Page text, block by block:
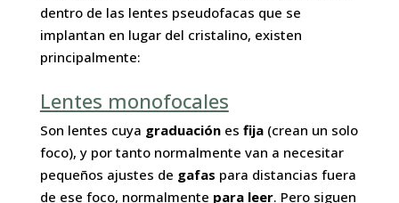
dentro de las lentes pseudofacas que se
implantan en lugar del cristalino, existen
principalmente:
Lentes monofocales
Son lentes cuya graduaciónes fija(crean un solo
foco), y por tanto normalmente van a necesitar
pequeños ajustes de gafas para distancias fuera
de ese foco, normalmente para leer. Pero siguen